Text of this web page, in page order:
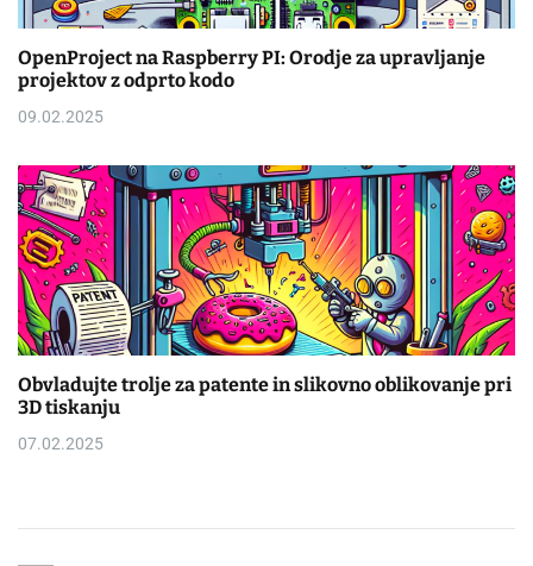
OpenProject na Raspberry PI: Orodje za upravljanje
projektov z odprto kodo
09.02.2025
Obvladujte trolje za patente in slikovno oblikovanje pri
3D tiskanju
07.02.2025